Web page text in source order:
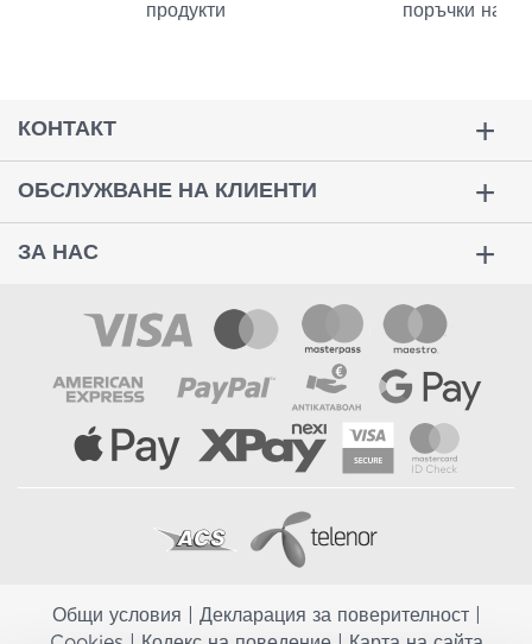
продукти
поръчки над
КОНТАКТ
ОБСЛУЖВАНЕ НА КЛИЕНТИ
ЗА НАС
Общи условия Декларация за поверителност|